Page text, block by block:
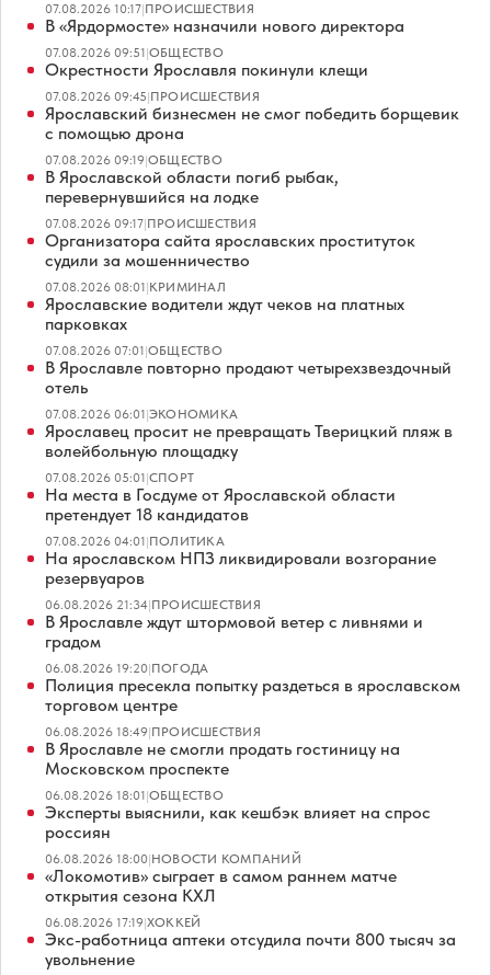
07.08.2026 10:17|ПРОИСШЕСТВИЯ
В «Ярдормосте» назначили нового директора
07.08.2026 09:51|ОБЩЕСТВО
Окрестности Ярославля покинули клещи
07.08.2026 09:45|ПРОИСШЕСТВИЯ
Ярославский бизнесмен не смог победить борщевик
с помощью дрона
07.08.2026 09:19|ОБЩЕСТВО
В Ярославской области погиб рыбак,
перевернувшийся на лодке
07.08.2026 09:17|ПРОИСШЕСТВИЯ
Организатора сайта ярославских проституток
судили за мошенничество
07.08.2026 08:01|КРИМИНАЛ
Ярославские водители ждут чеков на платных
парковках
07.08.2026 07:01|ОБЩЕСТВО
В Ярославле повторно продают четырехзвездочный
отель
07.08.2026 06:01|ЭКОНОМИКА
Ярославец просит не превращать Тверицкий пляж в
волейбольную площадку
07.08.2026 05:01|СПОРТ
На места в Госдуме от Ярославской области
претендует 18 кандидатов
07.08.2026 04:01|ПОЛИТИКА
На ярославском НПЗ ликвидировали возгорание
резервуаров
06.08.2026 21:34|ПРОИСШЕСТВИЯ
В Ярославле ждут штормовой ветер с ливнями и
градом
06.08.2026 19:20|ПОГОДА
Полиция пресекла попытку раздеться в ярославском
торговом центре
06.08.2026 18:49|ПРОИСШЕСТВИЯ
В Ярославле не смогли продать гостиницу на
Московском проспекте
06.08.2026 18:01|ОБЩЕСТВО
Эксперты выяснили, как кешбэк влияет на спрос
россиян
06.08.2026 18:00|НОВОСТИ КОМПАНИЙ
«Локомотив» сыграет в самом раннем матче
открытия сезона КХЛ
06.08.2026 17:19|ХОККЕЙ
Экс-работница аптеки отсудила почти 800 тысяч за
увольнение